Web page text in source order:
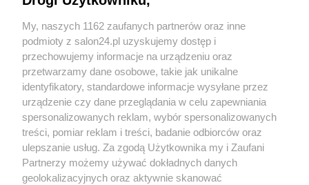
Rekord na lotnisku we Wrocławiu. Te kierunki podbiły
serca
Redakcja
Tragedia w Brzesku. Tłum gapiów nagrywał śmigłowiec z
poszkodowanym
Redakcja
#Śledztwa
My, naszych 1162 zaufanych partnerów oraz inne
podmioty z salon24.pl uzyskujemy dostęp i
przechowujemy informacje na urządzeniu oraz
przetwarzamy dane osobowe, takie jak unikalne
identyfikatory, standardowe informacje wysyłane przez
urządzenie czy dane przeglądania w celu zapewniania
spersonalizowanych reklam, wybór spersonalizowanych
treści, pomiar reklam i treści, badanie odbiorców oraz
ulepszanie usług. Za zgodą Użytkownika my i Zaufani
Partnerzy możemy używać dokładnych danych
geolokalizacyjnych oraz aktywnie skanować